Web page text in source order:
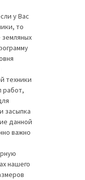
у Вас
то
техники
работ,
засыпка
данной
важно
нашего